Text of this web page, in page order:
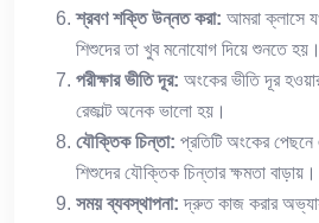
শ্রবণ শক্তি উন্নত করা: আমরা ক্লাসে
শিশুদের তা খুব মনোযোগ দিয়ে শুনতে হয়।
পরীক্ষার ভীতি দূর: অংকের ভীতি দূর
রেজাল্ট অনেক ভালো হয়।
যৌক্তিক চিন্তা: প্রতিটি অংকের পেছনে
শিশুদের যৌক্তিক চিন্তার ক্ষমতা বাড়ায়।
সময় ব্যবস্থাপনা: দ্রুত কাজ করার